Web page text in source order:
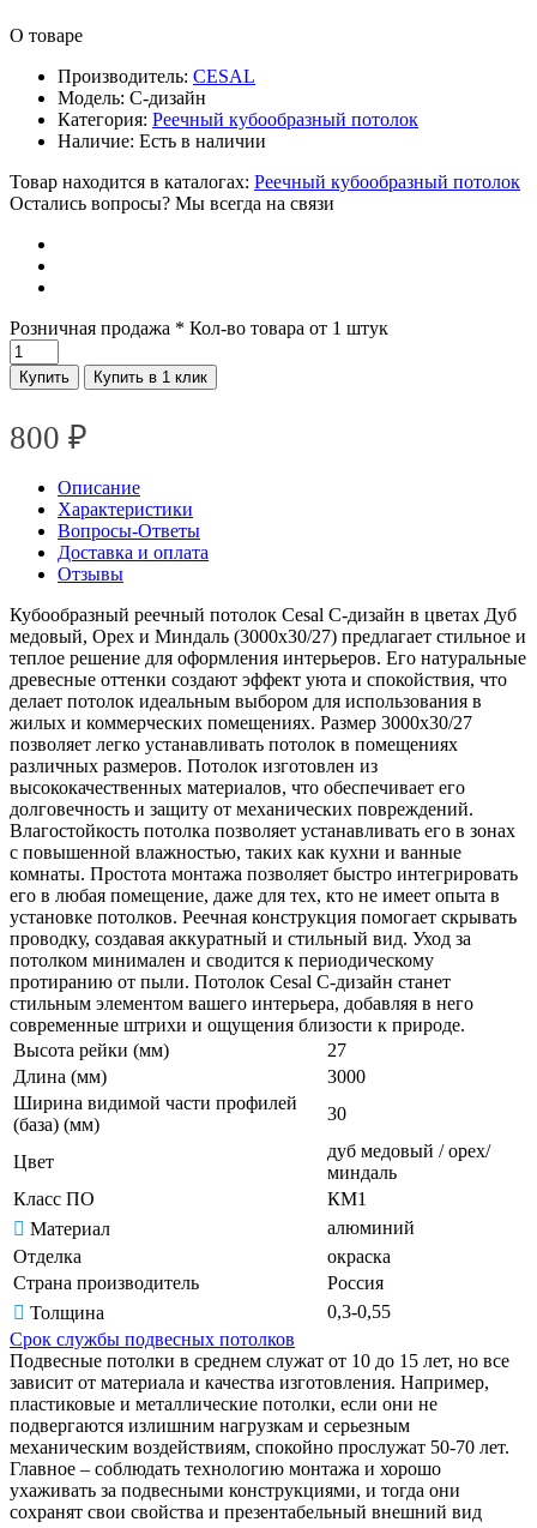
О товаре
Производитель: CESAL
Модель: C-дизайн
Категория: Реечный кубообразный потолок
Наличие: Есть в наличии
Товар находится в каталогах: Реечный кубообразный потолок
Остались вопросы? Мы всегда на связи
Розничная продажа * Кол-во товара от 1 штук
Купить Купить в 1 клик
800 ₽
Описание
Характеристики
Вопросы-Ответы
Доставка и оплата
Отзывы
Кубообразный реечный потолок Cesal C-дизайн в цветах Дуб
медовый, Орех и Миндаль (3000х30/27) предлагает стильное и
теплое решение для оформления интерьеров. Его натуральные
древесные оттенки создают эффект уюта и спокойствия, что
делает потолок идеальным выбором для использования в
жилых и коммерческих помещениях. Размер 3000х30/27
позволяет легко устанавливать потолок в помещениях
различных размеров. Потолок изготовлен из
высококачественных материалов, что обеспечивает его
долговечность и защиту от механических повреждений.
Влагостойкость потолка позволяет устанавливать его в зонах
с повышенной влажностью, таких как кухни и ванные
комнаты. Простота монтажа позволяет быстро интегрировать
его в любая помещение, даже для тех, кто не имеет опыта в
установке потолков. Реечная конструкция помогает скрывать
проводку, создавая аккуратный и стильный вид. Уход за
потолком минимален и сводится к периодическому
протиранию от пыли. Потолок Cesal C-дизайн станет
стильным элементом вашего интерьера, добавляя в него
современные штрихи и ощущения близости к природе.
Высота рейки (мм)
27
Длина (мм)
3000
Ширина видимой части профилей
(база) (мм)
30
Цвет
дуб медовый / орех/
миндаль
Класс ПО
КМ1
Материал
алюминий
Отделка
окраска
Страна производитель
Россия
Толщина
0,3-0,55
Срок службы подвесных потолков
Подвесные потолки в среднем служат от 10 до 15 лет, но все
зависит от материала и качества изготовления. Например,
пластиковые и металлические потолки, если они не
подвергаются излишним нагрузкам и серьезным
механическим воздействиям, спокойно прослужат 50-70 лет.
Главное – соблюдать технологию монтажа и хорошо
ухаживать за подвесными конструкциями, и тогда они
сохранят свои свойства и презентабельный внешний вид